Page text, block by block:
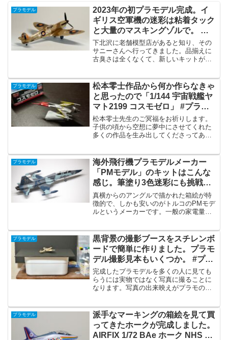
プラモデル
2023年の初プラモデル完成。イ
ギリス空軍機の迷彩は粘着タック
と大量のマスキングゾルで。 ス
ピットファイア マーク5c #プラモ
デル #AIRFIX
下北沢に老舗模型店があると知り、その
サニーさんへ行ってきました。品揃えに
古臭さは全くなくて、新しいキットがど
買ってきました。新金型なのに安価なの
で在庫がないお店が多...
プラモデル
松本零士作品から何か作らなきゃ
と思ったので「1/144 宇宙戦艦ヤ
マト2199 コスモゼロ」 #プラモ
デル #宇宙戦艦ヤマト #プラモデ
ル
松本零士先生のご冥福をお祈りします。
子供の頃から空想に夢中にさせてくれた
多くの作品を生み出してくださってあり
プラモデル
海外飛行機プラモデルメーカー
「PMモデル」のキットはこんな
感じ。筆塗り3色迷彩にも挑戦し
ました。 #プラモデル #トルコ
真横からのアングルで描かれた箱絵が特
徴的で、しかも安いのがトルコのPMモデ
ルというメーカーです。一般の家電量販
店で売ってます。僕にとっては、今回の
F-5Bは2つ目のPM...
プラモデル
黒背景の撮影ブースをスチレンボ
ードで簡単に作りました。プラモ
デル撮影見本もいくつか。 #プラ
モデル
完成したプラモデルを多くの人に見ても
らうには実物ではなく写真に撮ることに
なります。写真の出来映えがプラモの出
ペースはいろんなものを試してきまし
た。nipperの記事で黒...
プラモデル
派手なマーキングの箱絵を見て買
ってきたホークが完成しました。
AIRFIX 1/72 BAe ホーク NHS チ